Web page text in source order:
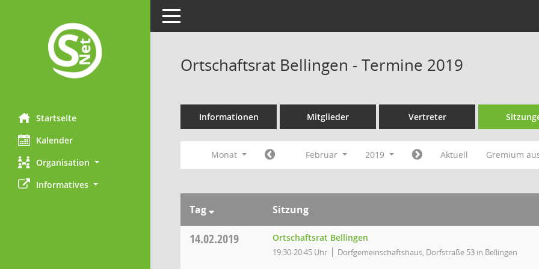
Startseite
Kalender
Organisation
Informatives
Toggle navigation
Ortschaftsrat Bellingen - Termine 2019
Informationen Mitglieder Vertreter
Monat Februar 2019 Aktuell Gremium
Tag Sitzung
14.02.2019 Ortschaftsrat Bellingen
19:30-20:45 Uhr Dorfgemeinschaftshaus, Dorfstraße 53 in Bellingen